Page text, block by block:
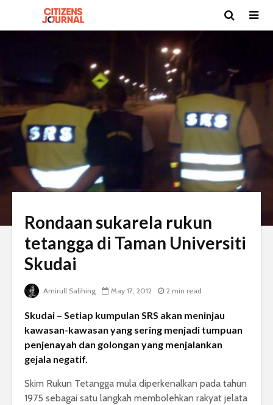
Rondaan sukarela rukun
tetangga di Taman Universiti
Skudai
Amirull Salihing May 17, 2012 2 min read
Skudai – Setiap kumpulan SRS akan meninjau
kawasan-kawasan yang sering menjadi tumpuan
penjenayah dan golongan yang menjalankan
gejala negatif.
Skim Rukun Tetangga mula diperkenalkan pada tahun
1975 sebagai satu langkah membolehkan rakyat jelata